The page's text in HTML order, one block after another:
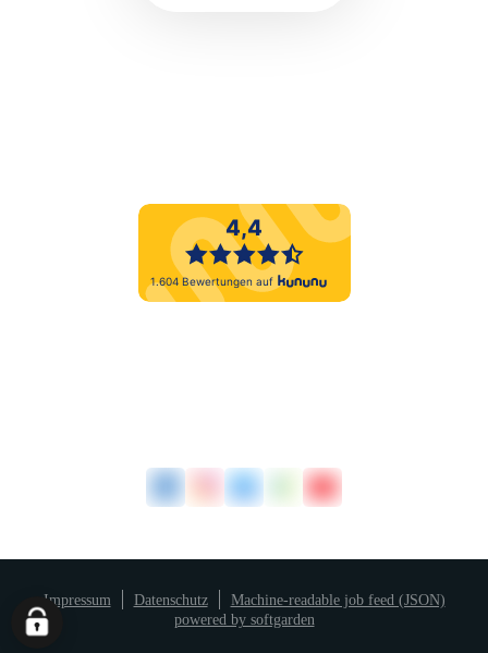
Impressum Datenschutz
Machine-readable job feed (JSON)
powered by softgarden